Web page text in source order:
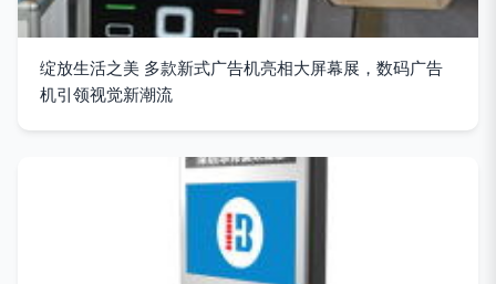
绽放生活之美 多款新式广告机亮相大屏幕展，数码广告
机引领视觉新潮流